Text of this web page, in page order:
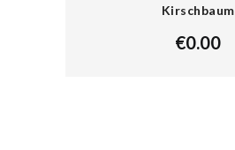
Kirschbaum
€0.00